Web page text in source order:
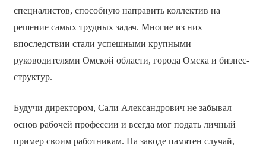
специалистов, способную направить коллектив на
решение самых трудных задач. Многие из них
впоследствии стали успешными крупными
руководителями Омской области, города Омска и бизнес-
структур.
Будучи директором, Сали Александрович не забывал
основ рабочей профессии и всегда мог подать личный
пример своим работникам. На заводе памятен случай,